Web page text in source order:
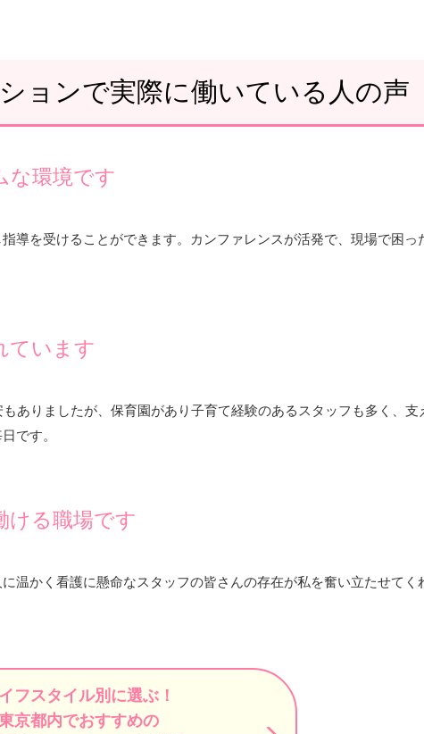
ョンで実際に働いている人の声
な環境です
導を受けることができます。カンファレンスが活発で、現場で困っ
ています
ありましたが、保育園があり子育て経験のあるスタッフも多く、支
です。
ける職場です
温かく看護に懸命なスタッフの皆さんの存在が私を奮い立たせてく
フスタイル別に選ぶ！
京都内でおすすめの